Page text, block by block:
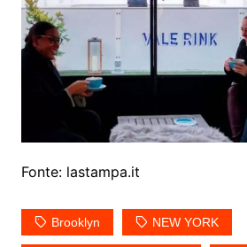
Fonte: lastampa.it
Brooklyn NEW YORK